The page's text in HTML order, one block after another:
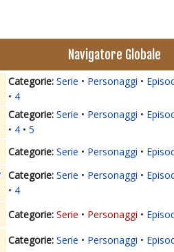
Navigatore Globale
Serie Personaggi
4
Serie Personaggi
4
5
Serie Personaggi
Serie Personaggi
4
Serie Personaggi
Serie Personaggi